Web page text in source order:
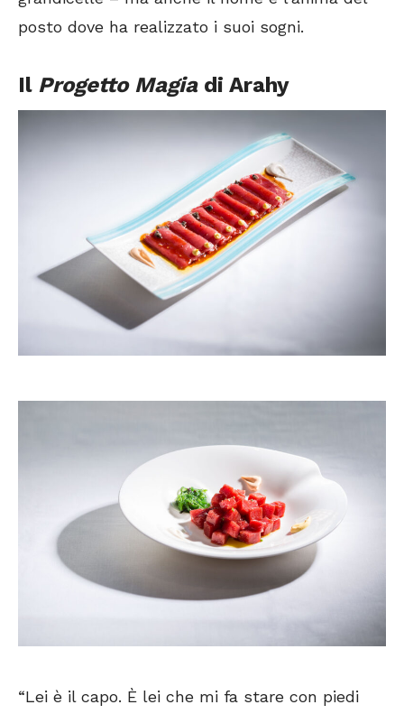
posto dove ha realizzato i suoi sogni.
Il Progetto Magiadi Arahy
“Lei è il capo. È lei che mi fa stare con piedi